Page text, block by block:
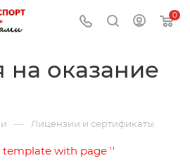
0
на оказание
— Лицензии и сертификаты
with page ''